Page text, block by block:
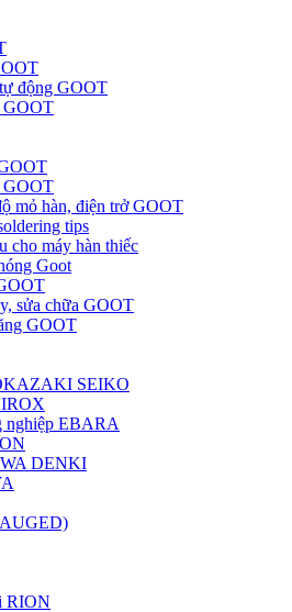
động GOOT
GOOT
GOOT
mỏ hàn, điện trở GOOT
tips
cho máy hàn thiếc
Goot
sửa chữa GOOT
GOOT
SEIKO
nghiệp EBARA
DENKI
RION